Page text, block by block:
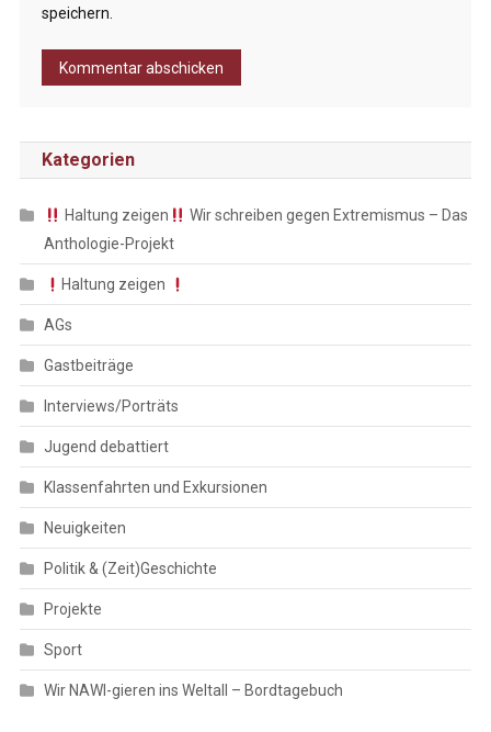
speichern.
Kategorien
Haltung zeigen
Wir schreiben gegen Extremismus – Das
Anthologie-Projekt
Haltung zeigen
AGs
Gastbeiträge
Interviews/Porträts
Jugend debattiert
Klassenfahrten und Exkursionen
Neuigkeiten
Politik & (Zeit)Geschichte
Projekte
Sport
Wir NAWI-gieren ins Weltall – Bordtagebuch